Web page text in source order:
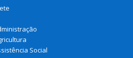
Social